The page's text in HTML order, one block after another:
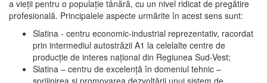
a vieţii pentru o populaţie tânără, cu un nivel ridicat de pregătire
profesională. Principalele aspecte urmărite în acest sens sunt:
Slatina - centru economic-industrial reprezentativ, racordat
prin intermediul autostrăzii A1 la celelalte centre de
producţie de interes naţional din Regiunea Sud-Vest;
Slatina – centru de excelenţă în domeniul tehnic –
sprijinirea şi promovarea dezvoltării unui sistem de